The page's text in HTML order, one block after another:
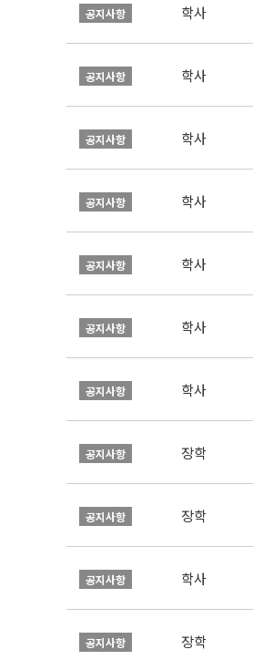
공지사항 학사
공지사항 학사
공지사항 학사
공지사항 학사
공지사항 학사
공지사항 학사
공지사항 학사
공지사항 장학
공지사항 장학
공지사항 학사
공지사항 장학